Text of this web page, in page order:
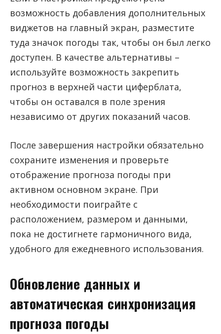
возможность добавления дополнительных
виджетов на главный экран, разместите
туда значок погоды так, чтобы он был легко
доступен. В качестве альтернативы –
используйте возможность закрепить
прогноз в верхней части циферблата,
чтобы он оставался в поле зрения
независимо от других показаний часов.
После завершения настройки обязательно
сохраните изменения и проверьте
отображение прогноза погоды при
активном основном экране. При
необходимости поиграйте с
расположением, размером и данными,
пока не достигнете гармоничного вида,
удобного для ежедневного использования.
Обновление данных и
автоматическая синхронизация
прогноза погоды